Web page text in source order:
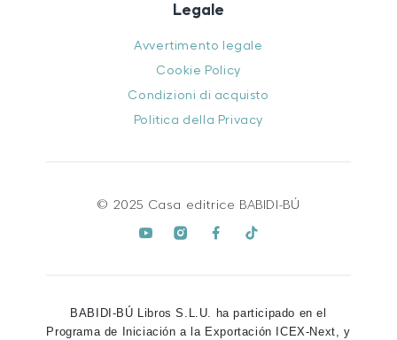
Legale
Avvertimento legale
Cookie Policy
Condizioni di acquisto
Politica della Privacy
© 2025 Casa editrice BABIDI-BÚ
BABIDI-BÚ Libros S.L.U. ha participado en el
Programa de Iniciación a la Exportación ICEX-Next, y